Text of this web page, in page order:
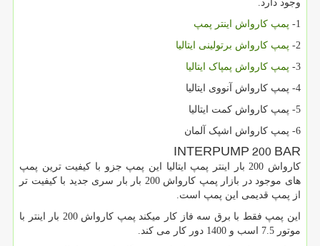
وجود دارد.
1-
پمپ کارواش اینتر پمپ
2-
پمپ کارواش برتولینی ایتالیا
3-
پمپ کارواش پمپاک ایتالیا
4- پمپ کارواش آنووی ایتالیا
5- پمپ کارواش کمت ایتالیا
6- پمپ کارواش اشپک آلمان
INTERPUMP 200 BAR
کارواش 200 بار اینتر پمپ ایتالیا این پمپ جزو با کیفیت ترین پمپ
های موجود در بازار پمپ کارواش 200 بار بار سری جدید با کیفیت تر
از پمپ قدیمی این پمپ است.
این پمپ فقط با برق سه فاز کار میکند پمپ کارواش 200 بار اینتر با
موتور 7.5 اسب و 1400 دور کار می کند.